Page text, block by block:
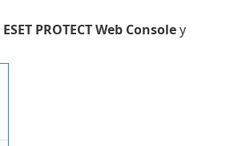
ESET PROTECT Web Consoley